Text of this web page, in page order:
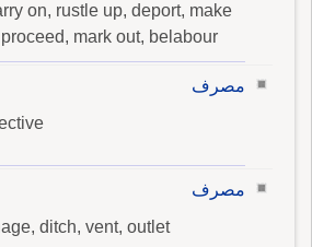
on, rustle up, deport, make
mark out, belabour
مصرف
مصرف
ditch, vent, outlet